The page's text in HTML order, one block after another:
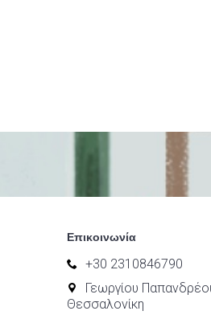
Επικοινωνία
+30 2310846790
Γεωργίου
Θεσσαλονίκη